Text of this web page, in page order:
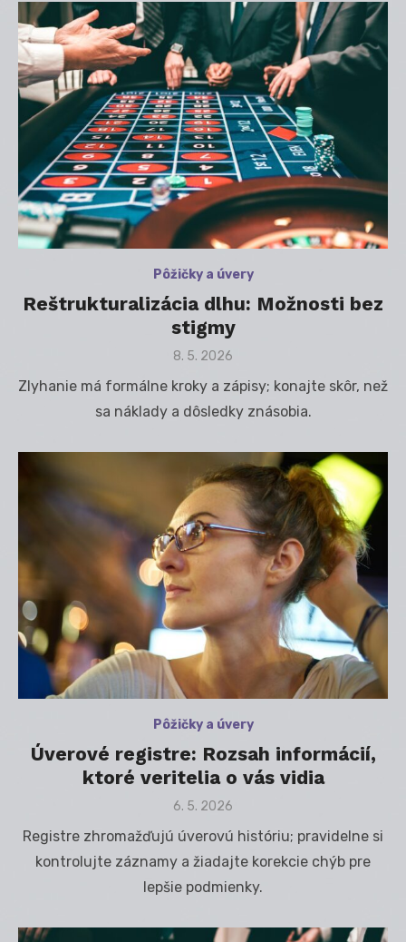
Pôžičky a úvery
Reštrukturalizácia dlhu: Možnosti bez
stigmy
Posted
8. 5. 2026
Zlyhanie má formálne kroky a zápisy; konajte skôr, než
sa náklady a dôsledky znásobia.
Pôžičky a úvery
Úverové registre: Rozsah informácií,
ktoré veritelia o vás vidia
Posted
6. 5. 2026
Registre zhromažďujú úverovú históriu; pravidelne si
kontrolujte záznamy a žiadajte korekcie chýb pre
lepšie podmienky.